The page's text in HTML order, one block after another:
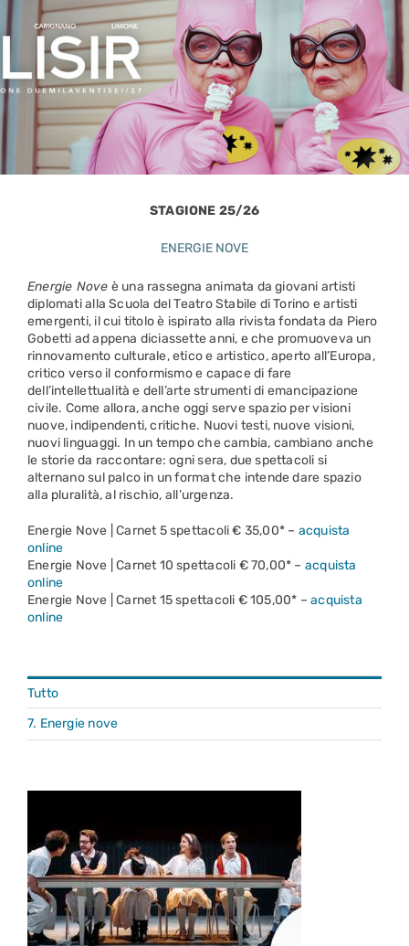
STAGIONE 25/26
ENERGIE NOVE
Energie Nove è una rassegna animata da giovani artisti
diplomati alla Scuola del Teatro Stabile di Torino e artisti
emergenti, il cui titolo è ispirato alla rivista fondata da Piero
Gobetti ad appena diciassette anni, e che promuoveva un
rinnovamento culturale, etico e artistico, aperto all’Europa,
critico verso il conformismo e capace di fare
dell’intellettualità e dell’arte strumenti di emancipazione
civile. Come allora, anche oggi serve spazio per visioni
nuove, indipendenti, critiche. Nuovi testi, nuove visioni,
nuovi linguaggi. In un tempo che cambia, cambiano anche
le storie da raccontare: ogni sera, due spettacoli si
alternano sul palco in un format che intende dare spazio
alla pluralità, al rischio, all’urgenza.
Energie Nove | Carnet 5 spettacoli € 35,00* – acquista
online
Energie Nove | Carnet 10 spettacoli € 70,00* – acquista
online
Energie Nove | Carnet 15 spettacoli € 105,00* –acquista
online
Tutto
7. Energie nove
Gl’innamorati
17 nov 2025